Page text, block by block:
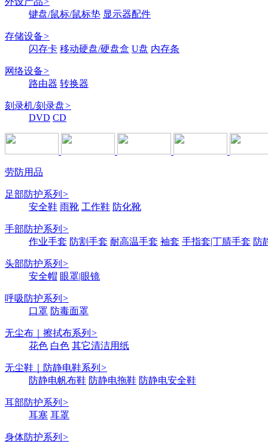
键盘/鼠标/鼠标垫 显示器配件
存储设备>
闪存卡 移动硬盘/硬盘盒 U盘 内存条
网络设备>
路由器 转换器
刻录机/刻录盘>
DVD CD
劳防用品
足部防护系列 >
安全鞋 雨靴 工作鞋 防化靴
手部防护系列 >
作业手套 防割手套 耐高温手套 袖套 手指套|丁腈手套 防
头部防护系列 >
安全帽 眼罩|眼镜
呼吸防护系列 >
口罩 防毒面罩
无尘布｜擦拭布系列 >
花色 白色 其它清洁用纸
无尘鞋｜防静电鞋系列 >
防静电帆布鞋 防静电拖鞋 防静电安全鞋
耳部防护系列 >
耳塞 耳罩
身体防护系列 >